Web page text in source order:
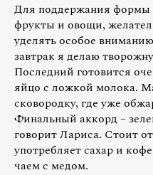
Для поддержания формы
фрукты и овощи,
уделять особое
завтрак я делаю
Последний готовится
яйцо с ложкой молока.
сковородку, где уже
Финальный аккорд –
говорит Лариса. Стоит
употребляет сахар и
чаем с медом.